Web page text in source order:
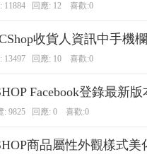
11884 回應: 12 喜歡:0
收貨人資訊中手機
13497 回應: 10 喜歡:0
Facebook登錄最新
: 9825 回應: 0 喜歡:0
商品屬性外觀樣式